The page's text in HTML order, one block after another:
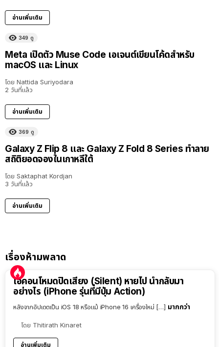
อ่านเพิ่มเติม
349 ดู
Meta เปิดตัว Muse Code เอเจนต์เขียนโค้ดสำหรับ
macOS และ Linux
โดย Nattida Suriyodara
2 วันที่แล้ว
อ่านเพิ่มเติม
369 ดู
Galaxy Z Flip 8 และ Galaxy Z Fold 8 Series ทำลาย
สถิติยอดจองในเกาหลีใต้
โดย Saktaphat Kordjan
3 วันที่แล้ว
อ่านเพิ่มเติม
เรื่องห้ามพลาด
ไอคอนโหมดปิดเสียง (Silent) หายไป นำกลับมา
อย่างไร (iPhone รุ่นที่มีปุ่ม Action)
หลังจากอัปเดตเป็น iOS 18 หรือแม้ iPhone 16 เครื่องใหม่ […] มากกว่า
โดย Thitirath Kinaret
อ่านเพิ่มเติม